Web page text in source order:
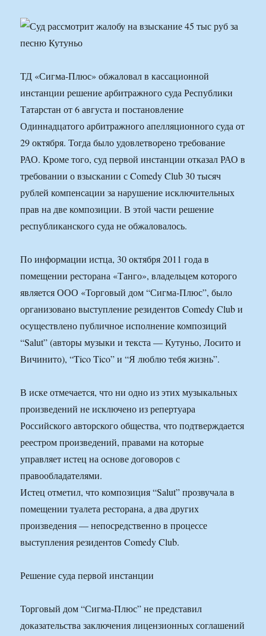
ТД «Сигма-Плюс» обжаловал в кассационной
инстанции решение арбитражного суда Республики
Татарстан от 6 августа и постановление
Одиннадцатого арбитражного апелляционного суда от
29 октября. Тогда было удовлетворено требование
РАО. Кроме того, суд первой инстанции отказал РАО в
требовании о взыскании с Comedy Club 30 тысяч
рублей компенсации за нарушение исключительных
прав на две композиции. В этой части решение
республиканского суда не обжаловалось.
По информации истца, 30 октября 2011 года в
помещении ресторана «Танго», владельцем которого
является ООО «Торговый дом “Сигма-Плюс”, было
организовано выступление резидентов Comedy Club и
осуществлено публичное исполнение композиций
“Salut” (авторы музыки и текста — Кутуньо, Лосито и
Вичинито), “Tico Tico” и “Я люблю тебя жизнь”.
В иске отмечается, что ни одно из этих музыкальных
произведений не исключено из репертуара
Российского авторского общества, что подтверждается
реестром произведений, правами на которые
управляет истец на основе договоров с
правообладателями.
Истец отметил, что композиция “Salut” прозвучала в
помещении туалета ресторана, а два других
произведения — непосредственно в процессе
выступления резидентов Comedy Club.
Решение суда первой инстанции
Торговый дом “Сигма-Плюс” не представил
доказательства заключения лицензионных соглашений